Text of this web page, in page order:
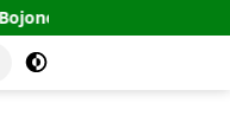
Sisa Material